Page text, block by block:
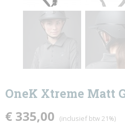
OneK Xtreme Matt
€ 335,00 (inclusief btw 21%)